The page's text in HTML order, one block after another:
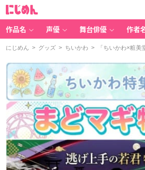
作品名 声優 舞台俳優 作者
にじめん > グッズ > ちいかわ > 「ちいかわ×粧美